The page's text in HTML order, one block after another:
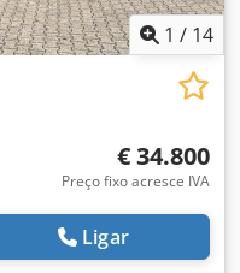
1 / 14
€ 34.800
Preço fixo acresce IVA
Ligar